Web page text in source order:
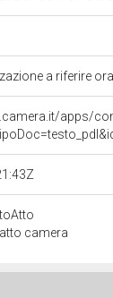
a riferire
apps/
camera